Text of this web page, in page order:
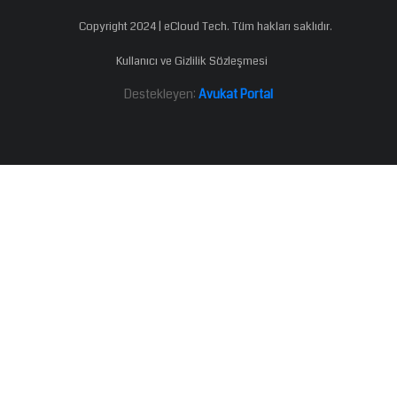
Copyright 2024 | eCloud Tech. Tüm hakları saklıdır.
Kullanıcı ve Gizlilik Sözleşmesi
Destekleyen: Avukat Portal